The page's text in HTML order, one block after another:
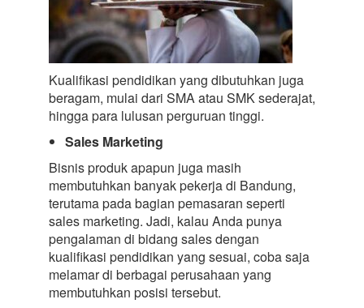
Kualifikasi pendidikan yang dibutuhkan juga
beragam, mulai dari SMA atau SMK sederajat,
hingga para lulusan perguruan tinggi.
Sales Marketing
Bisnis produk apapun juga masih
membutuhkan banyak pekerja di Bandung,
terutama pada bagian pemasaran seperti
sales marketing. Jadi, kalau Anda punya
pengalaman di bidang sales dengan
kualifikasi pendidikan yang sesuai, coba saja
melamar di berbagai perusahaan yang
membutuhkan posisi tersebut.